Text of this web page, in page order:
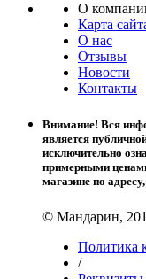
О
Карта
О нас
Отзывы
Новости
Контакты
Внимание! Вся
является
исключительно
примерными
магазине по
© Мандарин,
Политика
/